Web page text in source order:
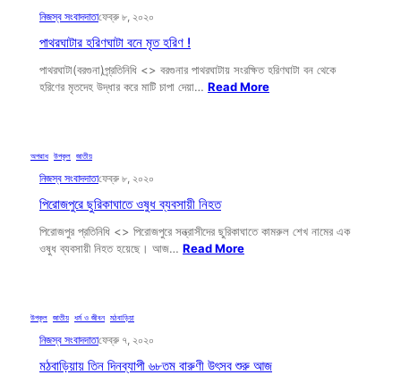
নিজস্ব সংবাদদাতাফেব্রু ৮, ২০২০
পাথরঘাটার হরিণঘাটা বনে মৃত হরিণ !
পাথরঘাটা(বরগুনা)প্র্রতিনিধি <> বরগুনার পাথরঘাটায় সংরক্ষিত হরিণঘাটা বন থেকে
হরিণের মৃতদেহ উদ্ধার করে মাটি চাপা দেয়া… Read More
অপরাধ উপকূল জাতীয়
নিজস্ব সংবাদদাতাফেব্রু ৮, ২০২০
পিরোজপুরে ছুরিকাঘাতে ওষুধ ব্যবসায়ী নিহত
পিরোজপুর প্রতিনিধি <> পিরোজপুরে সন্ত্রাসীদের ছুরিকাঘাতে কামরুল শেখ নামের এক
ওষুধ ব্যবসায়ী নিহত হয়েছে। আজ… Read More
উপকূল জাতীয় ধর্ম ও জীবন মঠবাড়িয়া
নিজস্ব সংবাদদাতাফেব্রু ৭, ২০২০
মঠবাড়িয়ায় তিন দিনব্যাপী ৬৮তম বারুণী উৎসব শুরু আজ